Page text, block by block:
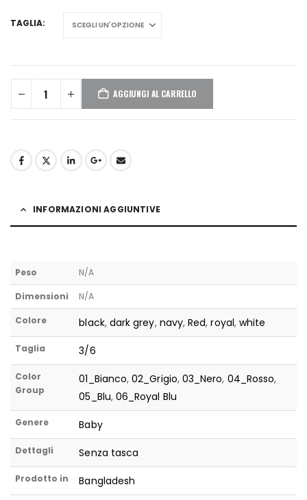
TAGLIA
AGGIUNGI AL CARRELLO
INFORMAZIONI AGGIUNTIVE
Peso N/A
Dimensioni N/A
Colore black, dark grey, navy,Red,royal, white
Taglia 3/6
Color
Group
01_Bianco,02_Grigio, 03_Nero, 04_Rosso,
05_Blu, 06_Royal Blu
Genere Baby
Dettagli Senza tasca
Prodotto in Bangladesh